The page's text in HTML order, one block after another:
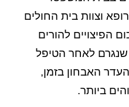
וצוות בית החולים
הפיצויים להורים
לאחר הטיפל
האבחון בזמן,
ביותר.